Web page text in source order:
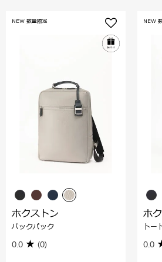
NEW 数量限定
ホクストン
バックパック
0.0 (0)
NEW
ホ
トー
0.0